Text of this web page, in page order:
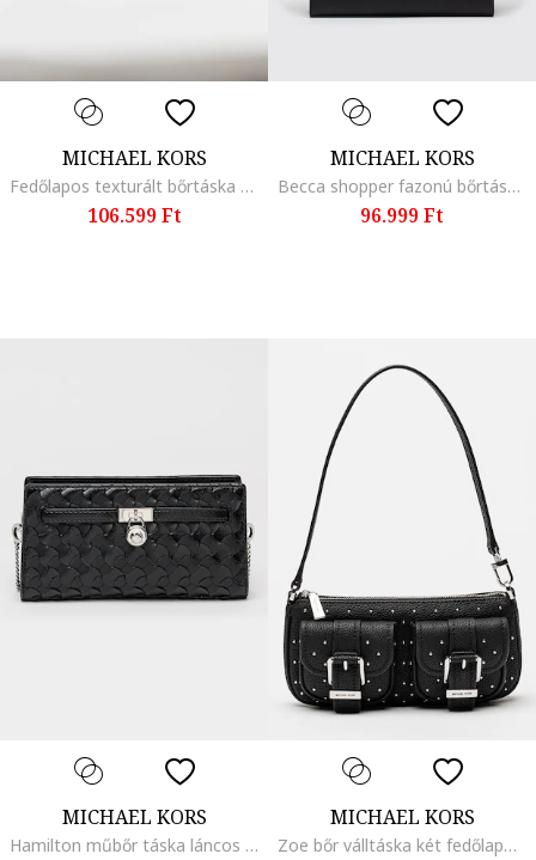
MICHAEL KORS
Fedőlapos texturált bőrtáska keresztpánttal, Fehér
106.599 Ft
MICHAEL KORS
Becca shopper fazonú bőrtáska, Fekete
96.999 Ft
MICHAEL KORS
Hamilton műbőr táska láncos keresztpánttal, Fekete
MICHAEL KORS
Zoe bőr válltáska két fedőlapos zsebbel, Fekete